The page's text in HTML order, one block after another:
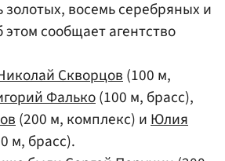
восемь серебряных и
сообщает агентство
Скворцов(100 м,
Фалько(100 м, брасс),
(200 м, комплекс) иЮлия
м, брасс).